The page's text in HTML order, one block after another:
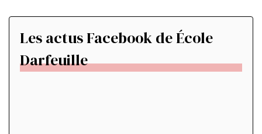
Les actus Facebook de École
Darfeuille